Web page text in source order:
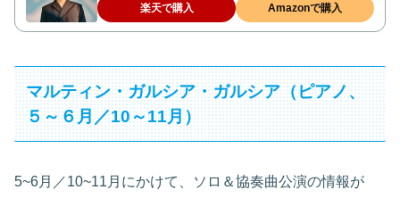
楽天で購入 Amazonで購入
マルティン・ガルシア・ガルシア（ピアノ、
５～６月／10～11月）
5~6月／10~11月にかけて、ソロ＆協奏曲公演の情報が